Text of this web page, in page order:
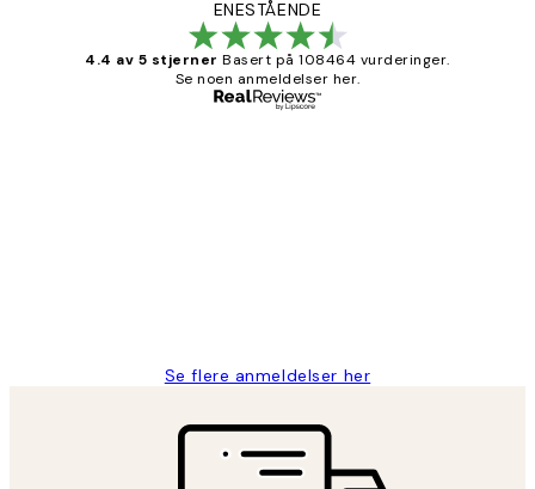
ENESTÅENDE
4.4 av 5 stjerner Basert på 108464 vurderinger.
Se noen anmeldelser her.
Se flere anmeldelser her